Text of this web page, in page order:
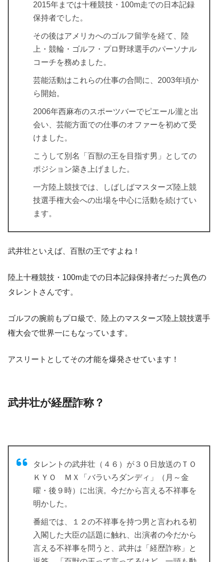
2015年までは十種競技・100m走での日本記録
保持者でした。
その後はアメリカへのゴルフ留学を経て、陸
上・競輪・ゴルフ・プロ野球選手のパーソナル
コーチを務めました。
芸能活動はこれらの仕事の合間に、2003年頃か
ら開始。
2006年西麻布のスポーツバーでピエール瀧と出
会い、芸能方面での仕事のオファーを初めて受
けました。
こうして別名「百獣の王を目指す男」としての
ポジション築き上げました。
一方陸上競技では、しばしばマスターズ陸上競
技選手権大会への出場を中心に活動を続けてい
ます。
武井壮といえば、百獣の王ですよね！
陸上十種競技・100m走での日本記録保持者だった異色の
タレントさんです。
ゴルフの腕前もプロ級で、陸上のマスターズ陸上競技選手
権大会で世界一にもなっています。
アスリートとしてその才能を爆発させています！
武井壮が経歴詐称？
タレントの武井壮（４６）が３０日放送のＴＯ
ＫＹＯ ＭＸ「バラいろダンディ」（月～金
曜・後９時）に出演。今だから言える不祥事を
明かした。
番組では、１２の不祥事を持つ男と言われる初
入閣した大臣の話題に触れ、出演者の今だから
言える不祥事を問うと、武井は「経歴詐称」と